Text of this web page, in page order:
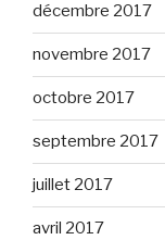
décembre 2017
novembre 2017
octobre 2017
septembre 2017
juillet 2017
avril 2017